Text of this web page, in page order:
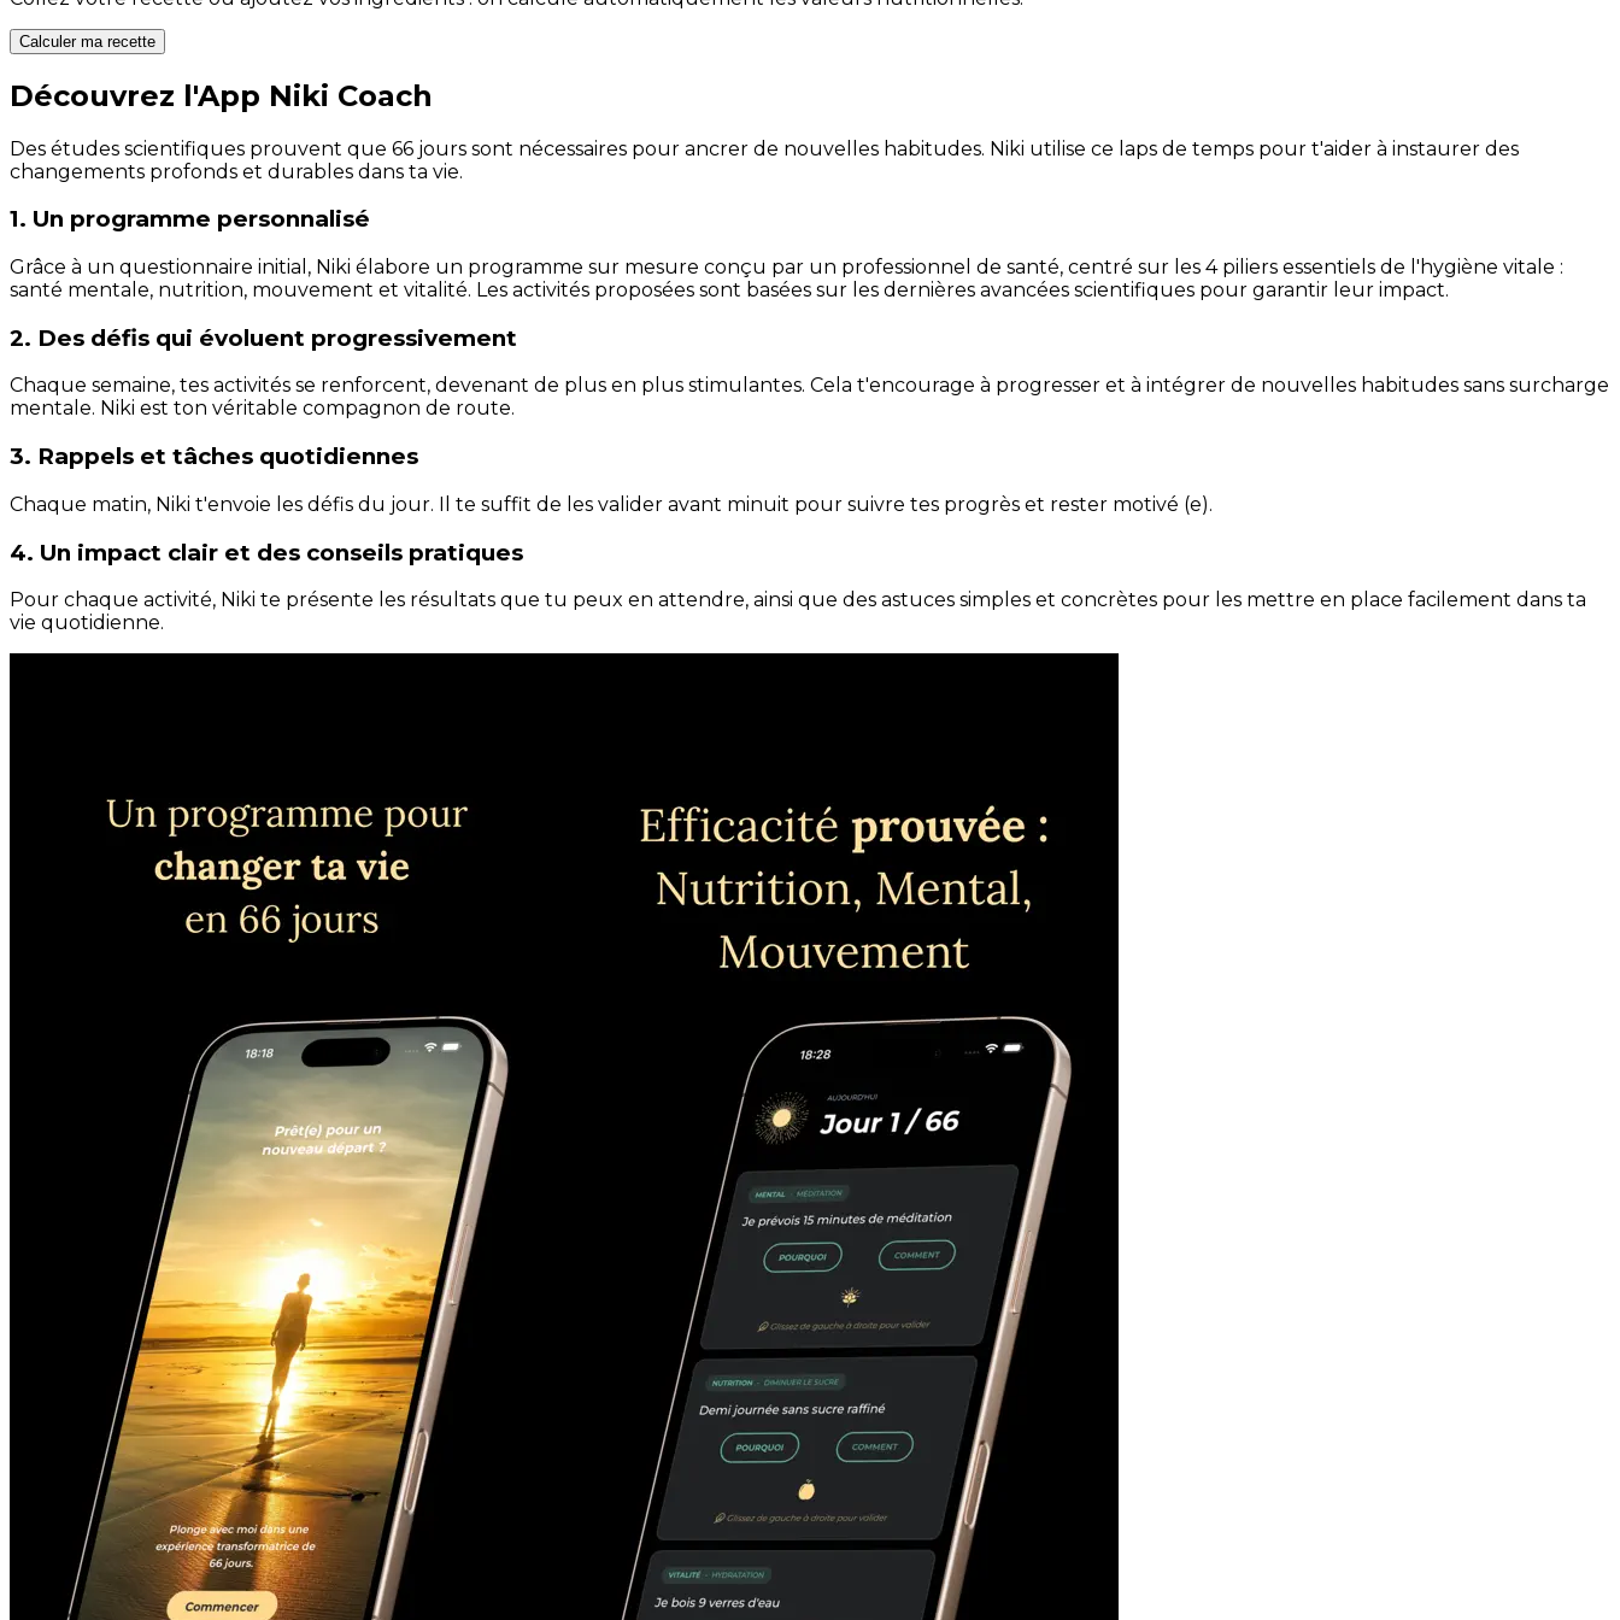
Calculer ma recette
Découvrez l'App Niki Coach
Des études scientifiques prouvent que 66 jours sont nécessaires pour ancrer de nouvelles habitudes. Niki utilise ce laps de temps pour t'aider à instaurer des
changements profonds et durables dans ta vie.
1. Un programme personnalisé
Grâce à un questionnaire initial, Niki élabore un programme sur mesure conçu par un professionnel de santé, centré sur les 4 piliers essentiels de l'hygiène vitale :
santé mentale, nutrition, mouvement et vitalité. Les activités proposées sont basées sur les dernières avancées scientifiques pour garantir leur impact.
2. Des défis qui évoluent progressivement
Chaque semaine, tes activités se renforcent, devenant de plus en plus stimulantes. Cela t'encourage à progresser et à intégrer de nouvelles habitudes sans surcharge
mentale. Niki est ton véritable compagnon de route.
3. Rappels et tâches quotidiennes
Chaque matin, Niki t'envoie les défis du jour. Il te suffit de les valider avant minuit pour suivre tes progrès et rester motivé (e).
4. Un impact clair et des conseils pratiques
Pour chaque activité, Niki te présente les résultats que tu peux en attendre, ainsi que des astuces simples et concrètes pour les mettre en place facilement dans ta
vie quotidienne.